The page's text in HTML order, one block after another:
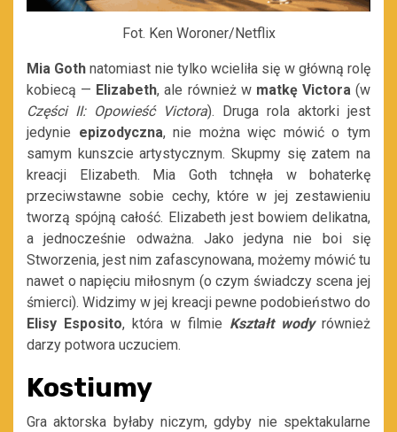
Fot. Ken Woroner/Netflix
Mia Goth natomiast nie tylko wcieliła się w główną rolę
kobiecą — Elizabeth, ale również w matkę Victora (w
Części II: Opowieść Victora). Druga rola aktorki jest
jedynie epizodyczna, nie można więc mówić o tym
samym kunszcie artystycznym. Skupmy się zatem na
kreacji Elizabeth. Mia Goth tchnęła w bohaterkę
przeciwstawne sobie cechy, które w jej zestawieniu
tworzą spójną całość. Elizabeth jest bowiem delikatna,
a jednocześnie odważna. Jako jedyna nie boi się
Stworzenia, jest nim zafascynowana, możemy mówić tu
nawet o napięciu miłosnym (o czym świadczy scena jej
śmierci). Widzimy w jej kreacji pewne podobieństwo do
Elisy Esposito, która w filmie Kształt wody również
darzy potwora uczuciem.
Kostiumy
Gra aktorska byłaby niczym, gdyby nie spektakularne